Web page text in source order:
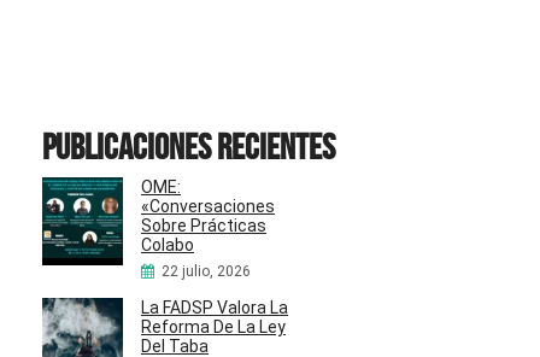
Publicaciones recientes
OME:
«Conversaciones
Sobre Prácticas
Colabo
22 julio, 2026
La FADSP Valora La
Reforma De La Ley
Del Taba